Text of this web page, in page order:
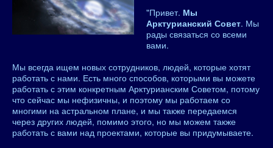
"Привет. Мы
Арктурианский Совет. Мы
рады связаться со всеми
вами.
Мы всегда ищем новых сотрудников, людей, которые хотят
работать с нами. Есть много способов, которыми вы можете
работать с этим конкретным Арктурианским Советом, потому
что сейчас мы нефизичны, и поэтому мы работаем со
многими на астральном плане, и мы также передаемся
через других людей, помимо этого, но мы можем также
работать с вами над проектами, которые вы придумываете.